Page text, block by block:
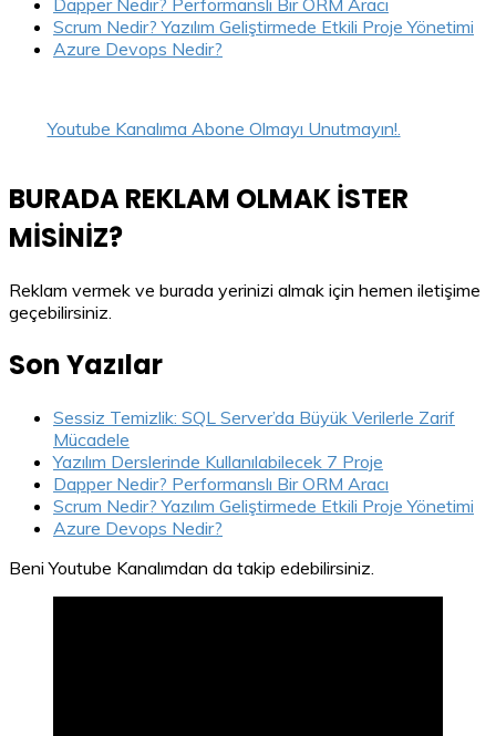
Dapper Nedir? Performanslı Bir ORM Aracı
Scrum Nedir? Yazılım Geliştirmede Etkili Proje Yönetimi
Azure Devops Nedir?
Youtube Kanalıma Abone Olmayı Unutmayın!.
BURADA REKLAM OLMAK İSTER
MİSİNİZ?
Reklam vermek ve burada yerinizi almak için hemen iletişime
geçebilirsiniz.
Son Yazılar
Sessiz Temizlik: SQL Server’da Büyük Verilerle Zarif
Mücadele
Yazılım Derslerinde Kullanılabilecek 7 Proje
Dapper Nedir? Performanslı Bir ORM Aracı
Scrum Nedir? Yazılım Geliştirmede Etkili Proje Yönetimi
Azure Devops Nedir?
Beni Youtube Kanalımdan da takip edebilirsiniz.